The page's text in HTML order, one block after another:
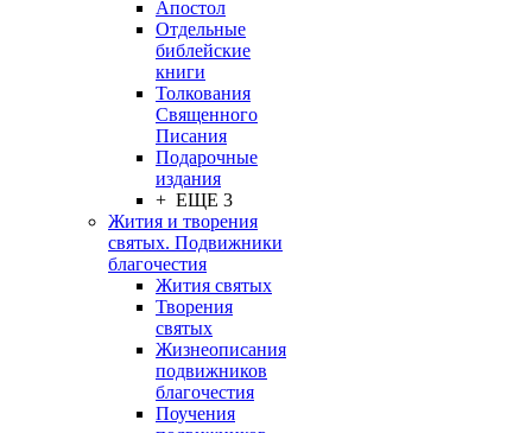
Апостол
Отдельные
библейские
книги
Толкования
Священного
Писания
Подарочные
издания
+ ЕЩЕ 3
Жития и творения
святых. Подвижники
благочестия
Жития святых
Творения
святых
Жизнеописания
подвижников
благочестия
Поучения